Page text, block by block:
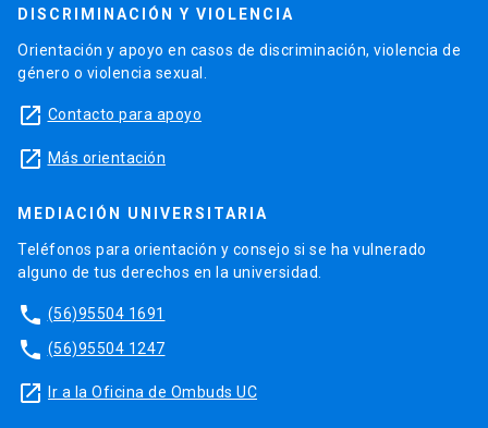
DISCRIMINACIÓN Y VIOLENCIA
Orientación y apoyo en casos de discriminación, violencia de
género o violencia sexual.
launch Contacto para apoyo
launch Más orientación
MEDIACIÓN UNIVERSITARIA
Teléfonos para orientación y consejo si se ha vulnerado
alguno de tus derechos en la universidad.
phone (56)95504 1691
phone (56)95504 1247
launch Ir a la Oficina de Ombuds UC